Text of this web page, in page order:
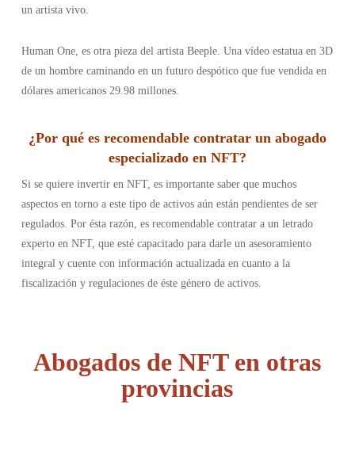
un artista vivo.
Human One, es otra pieza del artista Beeple. Una vídeo estatua en 3D
de un hombre caminando en un futuro despótico que fue vendida en
dólares americanos 29.98 millones.
¿Por qué es recomendable contratar un abogado
especializado en NFT?
Si se quiere invertir en NFT, es importante saber que muchos
aspectos en torno a este tipo de activos aún están pendientes de ser
regulados. Por ésta razón, es recomendable contratar a un letrado
experto en NFT, que esté capacitado para darle un asesoramiento
integral y cuente con información actualizada en cuanto a la
fiscalización y regulaciones de éste género de activos.
Abogados de NFT en otras
provincias